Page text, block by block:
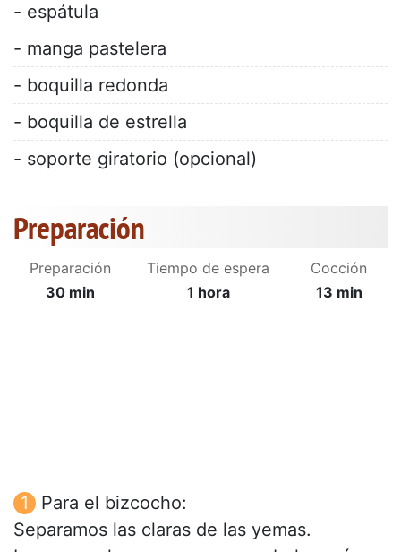
- espátula
- manga pastelera
- boquilla redonda
- boquilla de estrella
- soporte giratorio (opcional)
Preparación
Preparación
30 min
Tiempo de espera
1 hora
Cocción
13 min
Para el bizcocho:
Separamos las claras de las yemas.